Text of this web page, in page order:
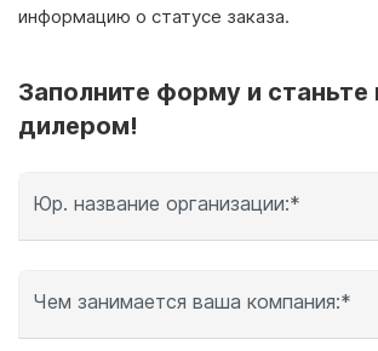
информацию о статусе заказа.
Заполните форму и
дилером!
Юр. название организации:*
Чем занимается ваша компания:*